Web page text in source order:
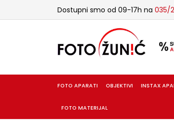
Dostupni smo od 09-17h na 035/
FOTO APARATI OBJEKTIVI INSTAX
FOTO MATERIJAL